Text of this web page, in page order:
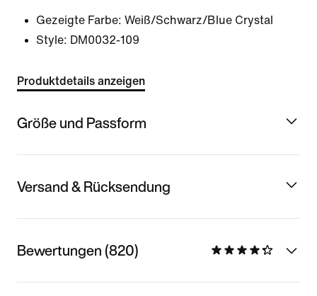
Gezeigte Farbe: Weiß/Schwarz/Blue Crystal
Style: DM0032-109
Produktdetails anzeigen
Größe und Passform
Versand & Rücksendung
Bewertungen (820)